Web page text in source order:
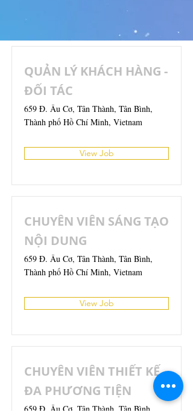
QUẢN LÝ KHÁCH HÀNG -
ĐỐI TÁC
659 Đ. Âu Cơ, Tân Thành, Tân Bình,
Thành phố Hồ Chí Minh, Vietnam
View Job
CHUYÊN VIÊN SÁNG TẠO
NỘI DUNG
659 Đ. Âu Cơ, Tân Thành, Tân Bình,
Thành phố Hồ Chí Minh, Vietnam
View Job
CHUYÊN VIÊN THIẾT KẾ
ĐA PHƯƠNG TIỆN
659 Đ. Âu Cơ, Tân Thành, Tân Bình,